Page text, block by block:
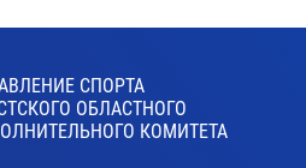
СПОРТА
ОБЛАСТНОГО
КОМИТЕТА